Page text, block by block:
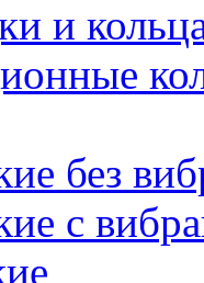
и
без
с